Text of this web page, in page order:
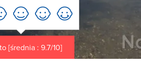
[średnia : 9.7/10]